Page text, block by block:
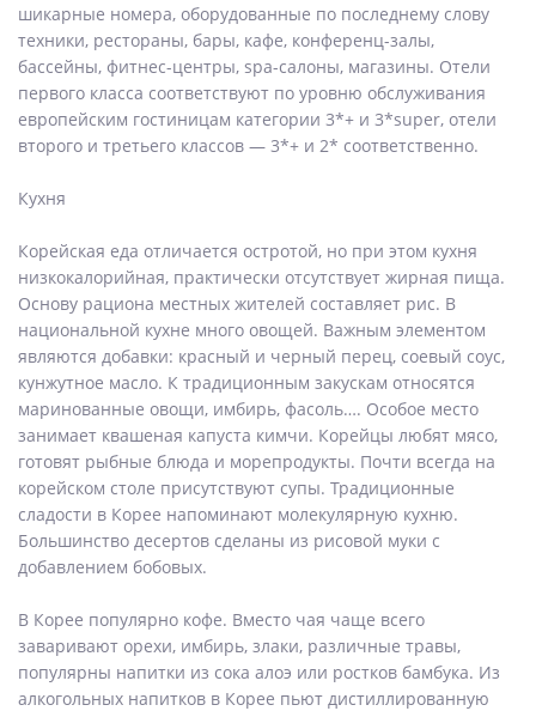
шикарные номера, оборудованные по последнему слову
техники, рестораны, бары, кафе, конференц-залы,
бассейны, фитнес-центры, spa-салоны, магазины. Отели
первого класса соответствуют по уровню обслуживания
европейским гостиницам категории 3*+ и 3*super, отели
второго и третьего классов — 3*+ и 2* соответственно.
Кухня
Корейская еда отличается остротой, но при этом кухня
низкокалорийная, практически отсутствует жирная пища.
Основу рациона местных жителей составляет рис. В
национальной кухне много овощей. Важным элементом
являются добавки: красный и черный перец, соевый соус,
кунжутное масло. К традиционным закускам относятся
маринованные овощи, имбирь, фасоль…. Особое место
занимает квашеная капуста кимчи. Корейцы любят мясо,
готовят рыбные блюда и морепродукты. Почти всегда на
корейском столе присутствуют супы. Традиционные
сладости в Корее напоминают молекулярную кухню.
Большинство десертов сделаны из рисовой муки с
добавлением бобовых.
В Корее популярно кофе. Вместо чая чаще всего
заваривают орехи, имбирь, злаки, различные травы,
популярны напитки из сока алоэ или ростков бамбука. Из
алкогольных напитков в Корее пьют дистиллированную